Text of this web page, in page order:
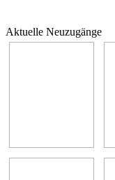
Aktuelle Neuzugänge